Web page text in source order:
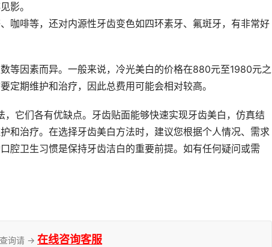
影。
咖啡等，还对内源性牙齿变色如四环素牙、氟斑牙，有非常好
等因素而异。一般来说，冷光美白的价格在880元至1980元之
定期维护和治疗，因此总费用可能会相对较高。
和治疗。在选择牙齿美白方法时，建议您根据个人情况、需求
腔卫生习惯是保持牙齿洁白的重要前提。如有任何疑问或需
询请 → 在线咨询客服